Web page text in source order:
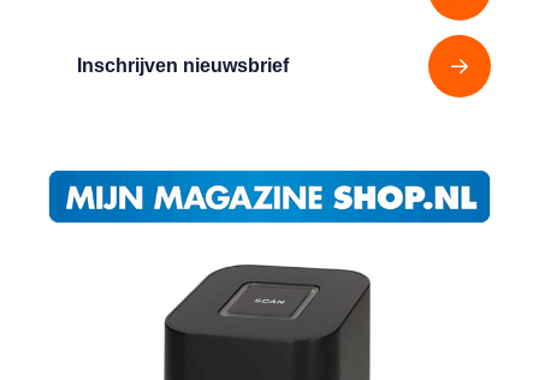
Inschrijven nieuwsbrief